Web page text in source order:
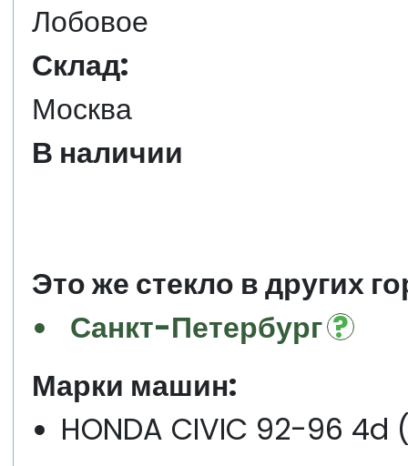
Лобовое
Склад:
Москва
В наличии
Это же стекло в других
Санкт-Петербург
Марки машин:
HONDA CIVIC 92-96 4d